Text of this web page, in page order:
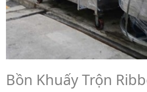
Bồn Khuấy Trộn